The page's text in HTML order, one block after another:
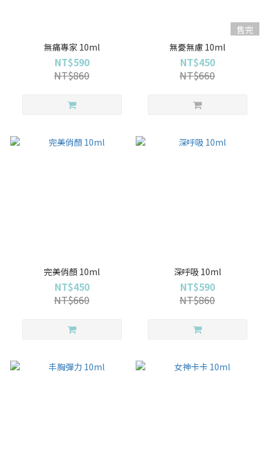
無痛專家 10ml
NT$590
NT$860
售完
無憂無慮 10ml
NT$450
NT$660
完美俏顏 10ml
NT$450
NT$660
深呼吸 10ml
NT$590
NT$860